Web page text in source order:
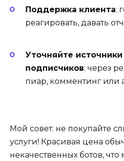
Поддержка клиента:
реагировать, давать
Уточняйте
подписчиков: через
пиар, комментинг или
Мой совет: не покупайте
услуги! Красивая цена
некачественных ботов,